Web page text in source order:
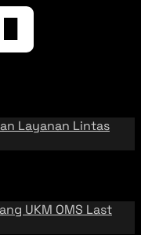
Layanan Lintas
UKM OMS Last